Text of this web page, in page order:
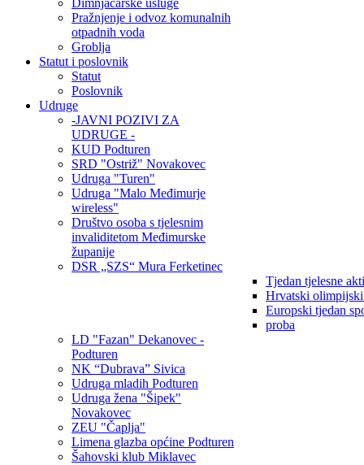
Pražnjenje i odvoz komunalnih
otpadnih voda
Groblja
Statut i poslovnik
Statut
Poslovnik
Udruge
-JAVNI POZIVI ZA
UDRUGE -
KUD Podturen
SRD "Ostriž" Novakovec
Udruga "Turen"
Udruga "Malo Međimurje
wireless"
Društvo osoba s tjelesnim
invaliditetom Međimurske
županije
DSR „SZS“ Mura Ferketinec
Tjedan tjelesne
Hrvatski
Europski tjedan
proba
LD "Fazan" Dekanovec -
Podturen
NK “Dubrava” Sivica
Udruga mladih Podturen
Udruga žena "Šipek"
Novakovec
ZEU "Čaplja"
Limena glazba općine Podturen
Šahovski klub Miklavec